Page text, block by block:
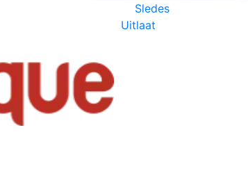
Sledes
Uitlaat